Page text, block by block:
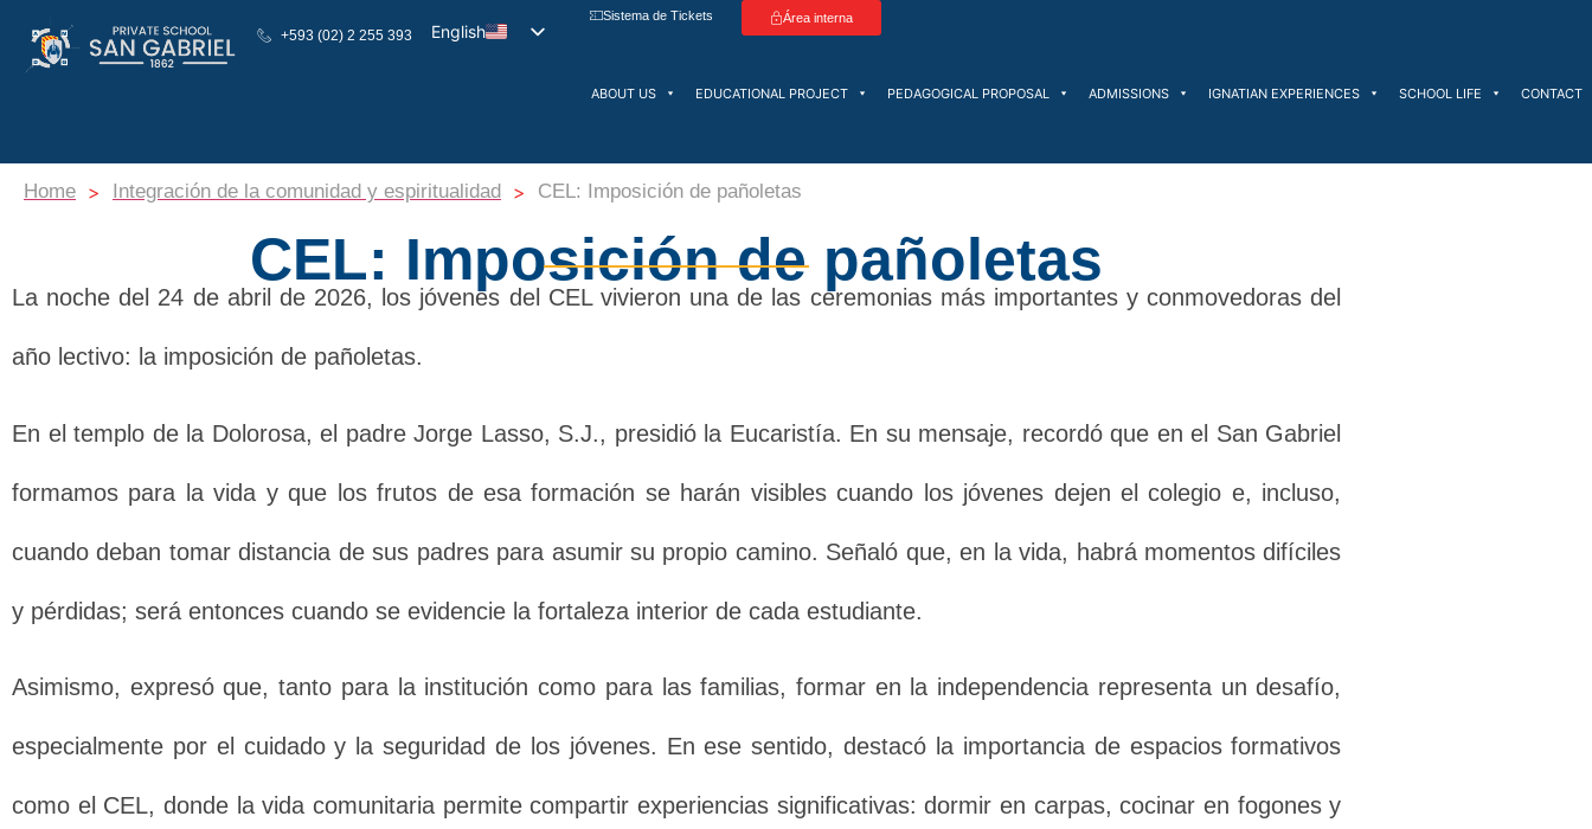
+593 (02) 2 255 393
English
Sistema de Tickets Área interna
ABOUT US EDUCATIONAL PROJECT PEDAGOGICAL PROPOSAL ADMISSIONS IGNATIAN EXPERIENCES SCHOOL LIFE CONTACT
Home > Integración de la comunidad y espiritualidad > CEL: Imposición de pañoletas
CEL: Imposición de pañoletas
La noche del 24 de abril de 2026, los jóvenes del CEL vivieron una de las ceremonias más importantes y conmovedoras del
año lectivo: la imposición de pañoletas.
En el templo de la Dolorosa, el padre Jorge Lasso, S.J., presidió la Eucaristía. En su mensaje, recordó que en el San Gabriel
formamos para la vida y que los frutos de esa formación se harán visibles cuando los jóvenes dejen el colegio e, incluso,
cuando deban tomar distancia de sus padres para asumir su propio camino. Señaló que, en la vida, habrá momentos difíciles
y pérdidas; será entonces cuando se evidencie la fortaleza interior de cada estudiante.
Asimismo, expresó que, tanto para la institución como para las familias, formar en la independencia representa un desafío,
especialmente por el cuidado y la seguridad de los jóvenes. En ese sentido, destacó la importancia de espacios formativos
como el CEL, donde la vida comunitaria permite compartir experiencias significativas: dormir en carpas, cocinar en fogones y